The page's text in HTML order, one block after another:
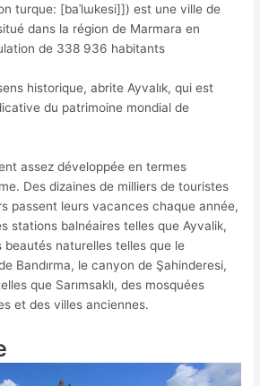
turque: [baˈlɯkesi]]) est une ville de
dans la région de Marmara en
de 338 936 habitants
historique, abrite Ayvalık, qui est
du patrimoine mondial de
assez développée en termes
Des dizaines de milliers de touristes
passent leurs vacances chaque année,
stations balnéaires telles que Ayvalik,
beautés naturelles telles que le
Bandırma, le canyon de Şahinderesi,
que Sarımsaklı, des mosquées
et des villes anciennes.